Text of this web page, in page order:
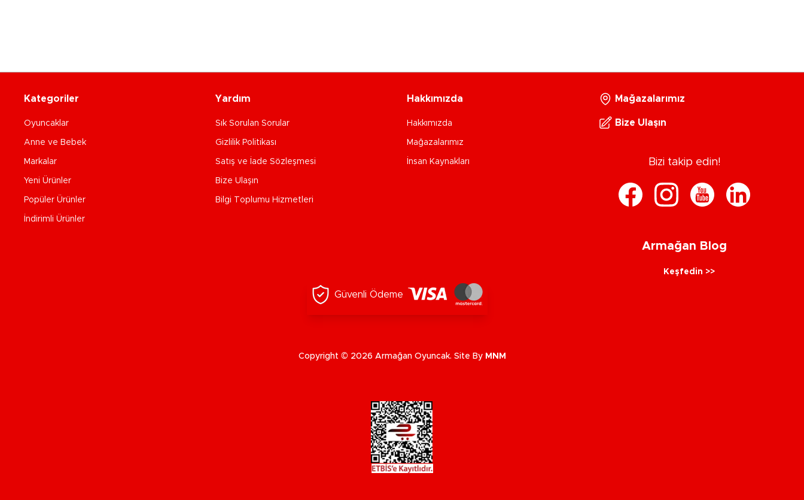
Kategoriler
Oyuncaklar
Anne ve Bebek
Markalar
Yeni Ürünler
Popüler Ürünler
İndirimli Ürünler
Yardım
Sık Sorulan Sorular
Gizlilik Politikası
Satış ve İade Sözleşmesi
Bize Ulaşın
Bilgi Toplumu Hizmetleri
Hakkımızda
Hakkımızda
Mağazalarımız
İnsan Kaynakları
Mağazalarımız
Bize Ulaşın
Bizi takip edin!
Armağan Blog
Keşfedin >>
Güvenli Ödeme
Copyright © 2026 Armağan Oyuncak. Site By MNM